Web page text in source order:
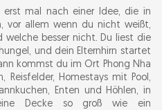
mal nach einer Idee, die in
vor allem wenn du nicht weißt,
welche besser nicht. Du liest die
und dein Elternhirn startet
kommst du im Ort Phong Nha
Reisfelder, Homestays mit Pool,
Enten und Höhlen, in
Decke so groß wie ein